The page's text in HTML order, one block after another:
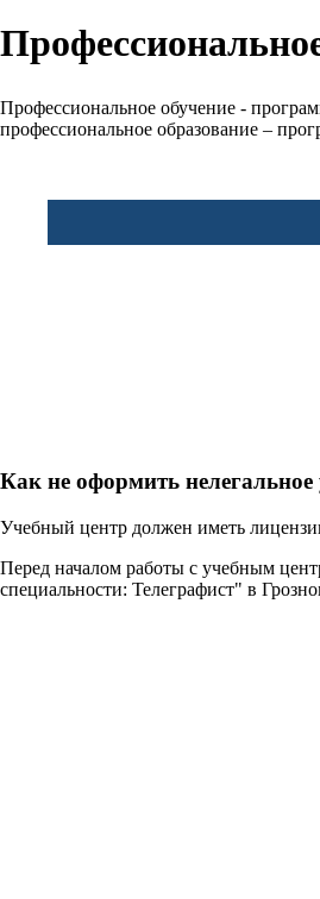
Профессиональное обучение -
профессиональное образование –
Как не оформить нелегальное
Учебный центр должен иметь
Перед началом работы с учебным
специальности: Телеграфист" в